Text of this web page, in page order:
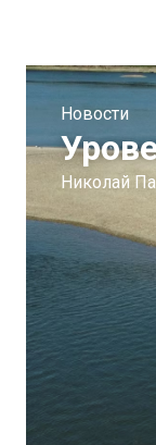
Новости
Николай